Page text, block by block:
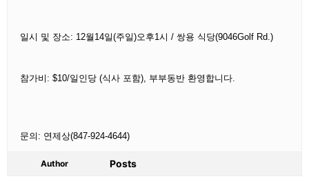
일시 및 장소: 12월14일(주일)오후1시 / 쌍용 식당(9046Golf Rd.)
참가비: $10/일인당 (식사 포함), 부부동반 환영합니다.
문의: 연제상(847-924-4644)
Author Posts